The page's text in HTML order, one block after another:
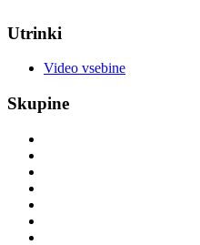
Utrinki
Video vsebine
Skupine